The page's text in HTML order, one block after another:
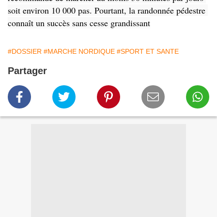
soit environ 10 000 pas. Pourtant, la randonnée pédestre
connaît un succès sans cesse grandissant
#DOSSIER #MARCHE NORDIQUE #SPORT ET SANTE
Partager